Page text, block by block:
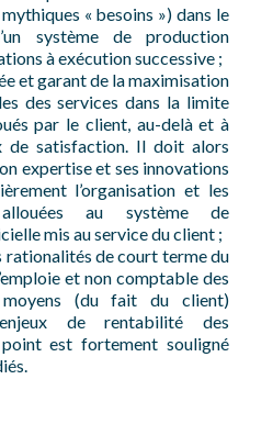
« besoins ») dans le
système de production
à exécution successive ;
et garant de la maximisation
des services dans la limite
par le client, au-delà et à
de satisfaction. Il doit alors
expertise et ses innovations
l’organisation et les
allouées au système de
mis au service du client ;
rationalités de court terme du
et non comptable des
(du fait du client)
de rentabilité des
est fortement souligné